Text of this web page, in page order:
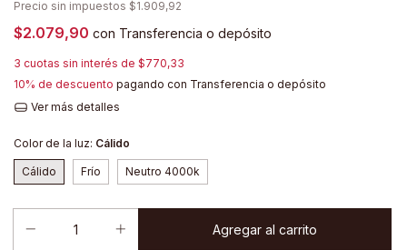
Precio sin impuestos $1.909,92
$2.079,90 con Transferencia o depósito
3 cuotas sin interés de $770,33
10% de descuento pagando con Transferencia o depósito
Ver más detalles
Color de la luz: Cálido
Cálido Frío Neutro 4000k